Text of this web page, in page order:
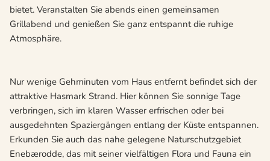
bietet. Veranstalten Sie abends einen gemeinsamen
Grillabend und genießen Sie ganz entspannt die ruhige
Atmosphäre.
Nur wenige Gehminuten vom Haus entfernt befindet sich der
attraktive Hasmark Strand. Hier können Sie sonnige Tage
verbringen, sich im klaren Wasser erfrischen oder bei
ausgedehnten Spaziergängen entlang der Küste entspannen.
Erkunden Sie auch das nahe gelegene Naturschutzgebiet
Enebærodde, das mit seiner vielfältigen Flora und Fauna ein